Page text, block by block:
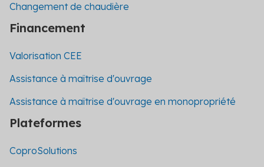
Changement de chaudière
Financement
Valorisation CEE
Assistance à maîtrise d'ouvrage
Assistance à maîtrise d'ouvrage en monopropriété
Plateformes
CoproSolutions